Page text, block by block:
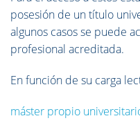
posesión de un título
algunos casos se puede
profesional acreditada.
En función de su carga
máster propio